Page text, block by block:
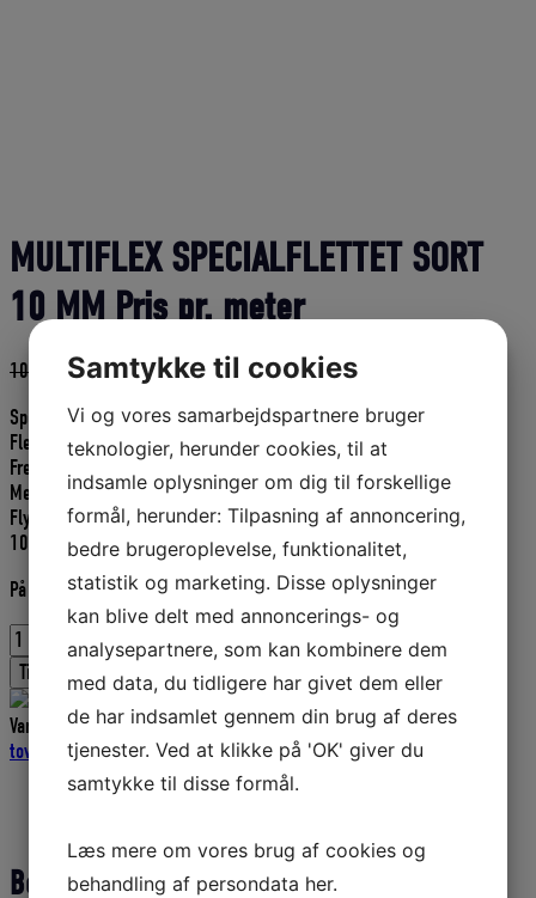
MULTIFLEX SPECIALFLETTET SORT
10 MM Pris pr. meter
10,00 DKKDen
pris
var:
10,00 DKK.
9,00DKKDen
pris
er:
9,00 DKK.
Specialflettet Multiflex PP sort.
Flettet PP uden kerne.
Fremstillet i tvundne og kablede polypropylene splitfibre.
Meget let at splejse.
Flyder.
10 mm Robline.
På lager
MULTIFLEX
SPECIALFLETTET
SORT
10
MM
Pris
Tilføj til kurv
Varenummer (SKU):ENG30680510 Kategorier:Tovværk ,Liner og
tovværk ,Fiskeriudstyr,Multiflex
Beskrivelse
Beskrivelse
Samtykke til cookies
Vi og vores samarbejdspartnere bruger
teknologier, herunder cookies, til at
indsamle oplysninger om dig til forskellige
formål, herunder: Tilpasning af annoncering,
bedre brugeroplevelse, funktionalitet,
statistik og marketing. Disse oplysninger
kan blive delt med annoncerings- og
analysepartnere, som kan kombinere dem
med data, du tidligere har givet dem eller
de har indsamlet gennem din brug af deres
tjenester. Ved at klikke på 'OK' giver du
samtykke til disse formål.
Læs mere om vores brug af cookies og
behandling af persondata her.